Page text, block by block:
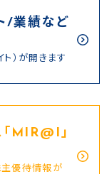
/業績など
）が開きます
｢MIR@I｣
主優待情報が